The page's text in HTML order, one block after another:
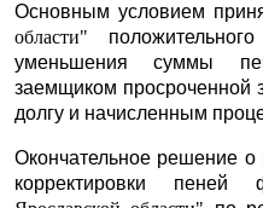
Основным условием
области"
уменьшения суммы
заемщиком просроченной
долгу и начисленным
Окончательное решение о
корректировки пеней